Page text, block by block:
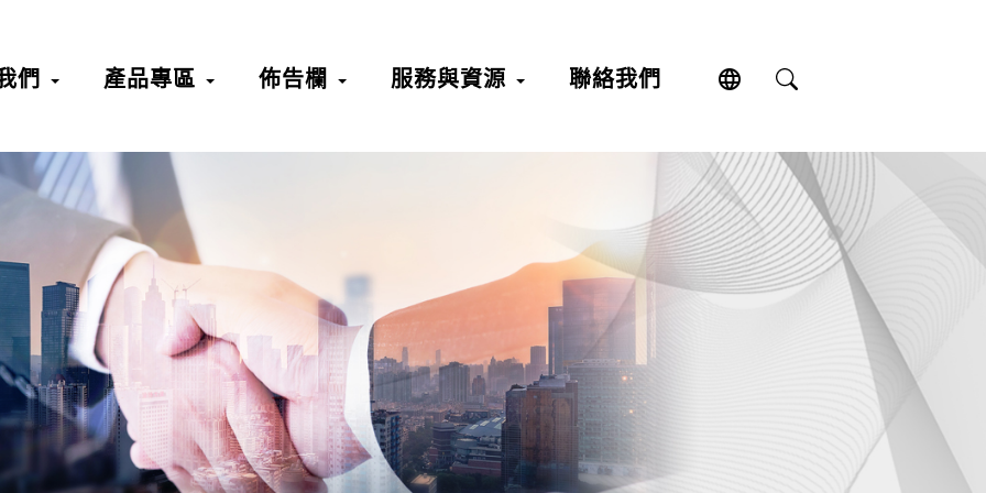
們 產品專區 佈告欄 服務與資源 聯絡我們 language